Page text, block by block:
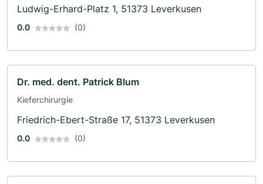
Ludwig-Erhard-Platz 1, 51373 Leverkusen
0.0 (0)
Dr. med. dent. Patrick Blum
Kieferchirurgie
Friedrich-Ebert-Straße 17, 51373 Leverkusen
0.0 (0)